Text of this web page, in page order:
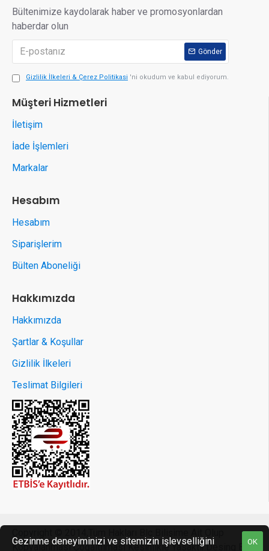
Bültenimize kaydolarak haber ve promosyonlardan
haberdar olun
Gönder
Gizlilik İlkeleri & Çerez Politikasi 'ni okudum ve kabul ediyorum.
Müşteri Hizmetleri
İletişim
İade İşlemleri
Markalar
Hesabım
Hesabım
Siparişlerim
Bülten Aboneliği
Hakkımızda
Hakkımızda
Şartlar & Koşullar
Gizlilik İlkeleri
Teslimat Bilgileri
Kopyalanması Çoğaltılması Kesinlikle Yasaktir.Desing ByOK
Gezinme deneyiminizi ve sitemizin işlevselliğini